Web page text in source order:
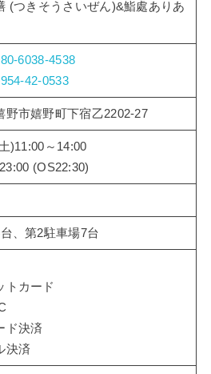
(つきそうさいぜん)&鮨處ありあ
6038-4538
42-0533
野市嬉野町下宿乙2202-27
)11:00～14:00
(OS22:30)
、第2駐車場7台
トカード
ド決済
決済